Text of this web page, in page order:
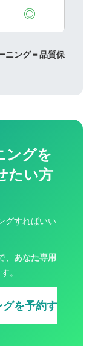
◎
ング＝品質保
ングを
たい方
グすればいい
あなた専用
。
を予約す